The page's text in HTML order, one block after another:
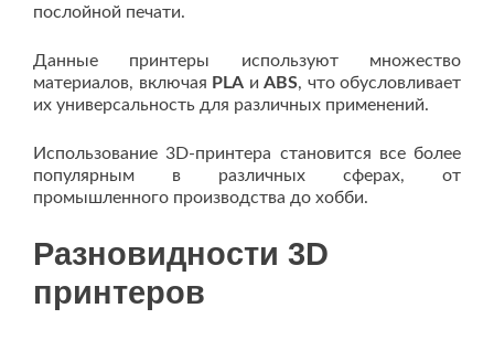
послойной печати.
Данные принтеры используют множество
материалов, включая PLA и ABS, что обусловливает
их универсальность для различных применений.
Использование 3D-принтера становится все более
популярным в различных сферах, от
промышленного производства до хобби.
Разновидности 3D
принтеров